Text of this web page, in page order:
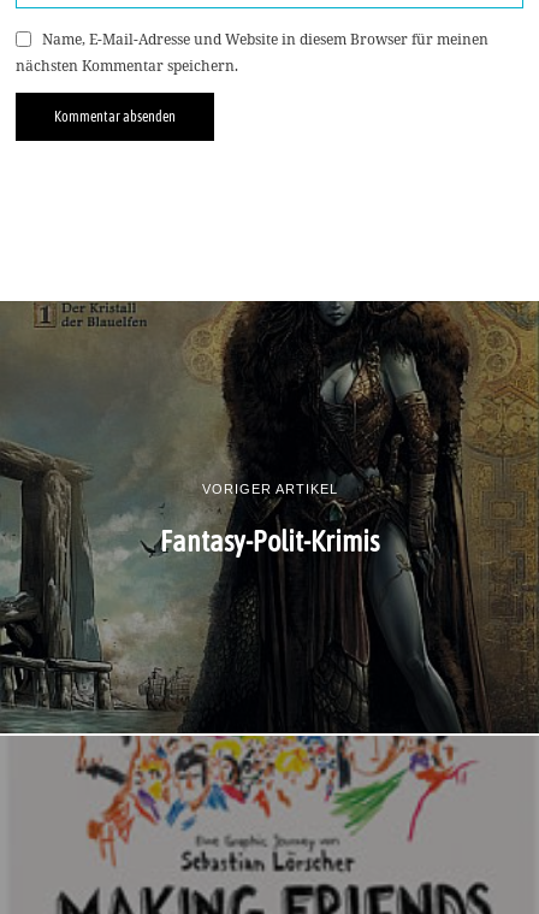
Name, E-Mail-Adresse und Website in diesem Browser für meinen
nächsten Kommentar speichern.
VORIGER ARTIKEL
Fantasy-Polit-Krimis